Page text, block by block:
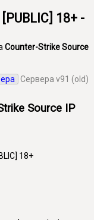
18+ -
Counter-Strike Source
Сервера v91 (old)
Source IP
18+